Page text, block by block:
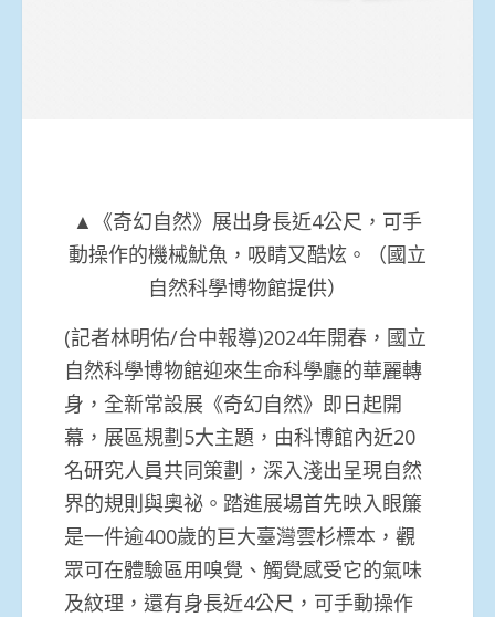
▲《奇幻自然》展出身長近4公尺，可手
動操作的機械魷魚，吸睛又酷炫。（國立
自然科學博物館提供）
(記者林明佑/台中報導)2024年開春，國立
自然科學博物館迎來生命科學廳的華麗轉
身，全新常設展《奇幻自然》即日起開
幕，展區規劃5大主題，由科博館內近20
名研究人員共同策劃，深入淺出呈現自然
界的規則與奧祕。踏進展場首先映入眼簾
是一件逾400歲的巨大臺灣雲杉標本，觀
眾可在體驗區用嗅覺、觸覺感受它的氣味
及紋理，還有身長近4公尺，可手動操作